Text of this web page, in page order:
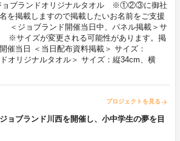
ョブランドオリジナルタオル ※①②③に御社
を掲載しますので掲載したいお名前をご支援
＜ジョブランド開催当日中、パネル掲載＞サ
※サイズが変更される可能性があります。掲
催当日 ＜当日配布資料掲載＞ サイズ：
オリジナルタオル＞ サイズ：縦34cm、横
プロジェクトを見る arrow_forward
ョブランド川西を開催し、小中学生の夢を目